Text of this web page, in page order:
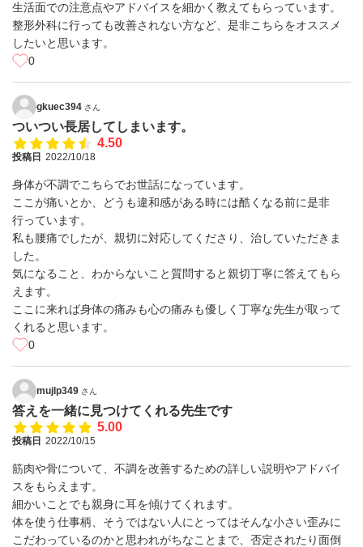
生活面での注意点やアドバイスを細かく教えてもらっています。
整形外科に行っても改善されない方など、是非こちらをオススメ
したいと思います。
0
gkuec394 さん
ついつい長居してしまいます。
4.50
投稿日 2022/10/18
身体が不調でこちらでお世話になっています。
ここが痛いとか、どうも違和感がある時には酷くなる前に是非
行っています。
私も腰痛でしたが、親切に対応してくださり、治していただきま
した。
気になること、わからないこと質問すると親切丁寧に答えてもら
えます。
ここに来れば身体の痛みも心の痛みも優しく丁寧な先生が取って
くれると思います。
0
mujlp349 さん
答えを一緒に見つけてくれる先生です
5.00
投稿日 2022/10/15
筋肉や骨について、不調を改善するための詳しい説明やアドバイ
スをもらえます。
細かいことでも親身に耳を傾けてくれます。
体を使う仕事柄、そうではない人にとってはそんな小さい歪みに
こだわっているのかと思われがちなことまで、否定されたり面倒